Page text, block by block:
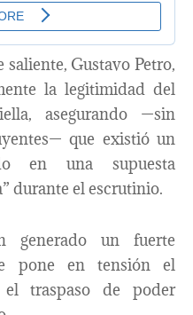
Gustavo Petro,
la legitimidad del
asegurando —sin
que existió un
en una supuesta
durante el escrutinio.
generado un fuerte
pone en tensión el
traspaso de poder